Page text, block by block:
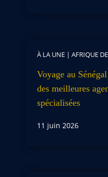
À LA UNE| AFRIQUE
Voyage au
des meilleures
spécialisées
11 juin 2026